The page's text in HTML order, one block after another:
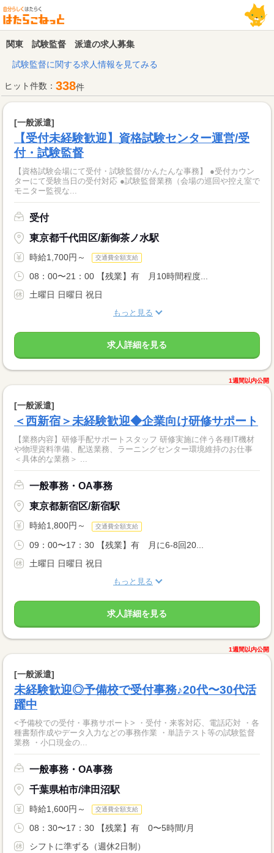
関東 試験監督 派遣の求人募集
試験監督に関する求人情報を見てみる
ヒット件数： 338件
[一般派遣]
【受付未経験歓迎】資格試験センター運営/受
付・試験監督
【資格試験会場にて受付・試験監督/かんたんな事務】 ●受付カウン
ターにて受験当日の受付対応 ●試験監督業務（会場の巡回や控え室で
モニター監視な...
受付
東京都千代田区/新御茶ノ水駅
時給1,700円～ 交通費全額支給
08：00〜21：00 【残業】有 月10時間程度...
土曜日 日曜日 祝日
もっと見る
求人詳細を見る
1週間以内公開
[一般派遣]
＜西新宿＞未経験歓迎◆企業向け研修サポート
【業務内容】研修手配サポートスタッフ 研修実施に伴う各種IT機材
や物理資料準備、配送業務、ラーニングセンター環境維持のお仕事
＜具体的な業務＞ ...
一般事務・OA事務
東京都新宿区/新宿駅
時給1,800円～ 交通費全額支給
09：00〜17：30 【残業】有 月に6-8回20...
土曜日 日曜日 祝日
もっと見る
求人詳細を見る
1週間以内公開
[一般派遣]
未経験歓迎◎予備校で受付事務♪20代〜30代活
躍中
<予備校での受付・事務サポート> ・受付・来客対応、電話応対 ・各
種書類作成やデータ入力などの事務作業 ・単語テスト等の試験監督
業務 ・小口現金の...
一般事務・OA事務
千葉県柏市/津田沼駅
時給1,600円～ 交通費全額支給
08：30〜17：30 【残業】有 0〜5時間/月
シフトに準ずる（週休2日制）